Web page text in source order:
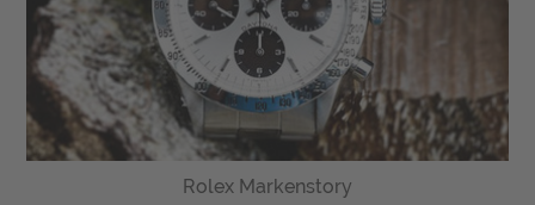
Rolex Markenstory